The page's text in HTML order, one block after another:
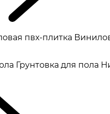
пвх-плитка
Грунтовка для пола